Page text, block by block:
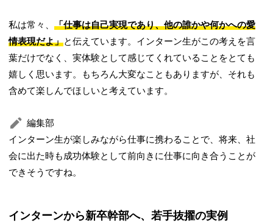
私は常々、「仕事は自己実現であり、他の誰かや何かへの愛
情表現だよ」と伝えています。インターン生がこの考えを言
葉だけでなく、実体験として感じてくれていることをとても
嬉しく思います。もちろん大変なこともありますが、それも
含めて楽しんでほしいと考えています。
編集部
インターン生が楽しみながら仕事に携わることで、将来、社
会に出た時も成功体験として前向きに仕事に向き合うことが
できそうですね。
インターンから新卒幹部へ、若手抜擢の実例